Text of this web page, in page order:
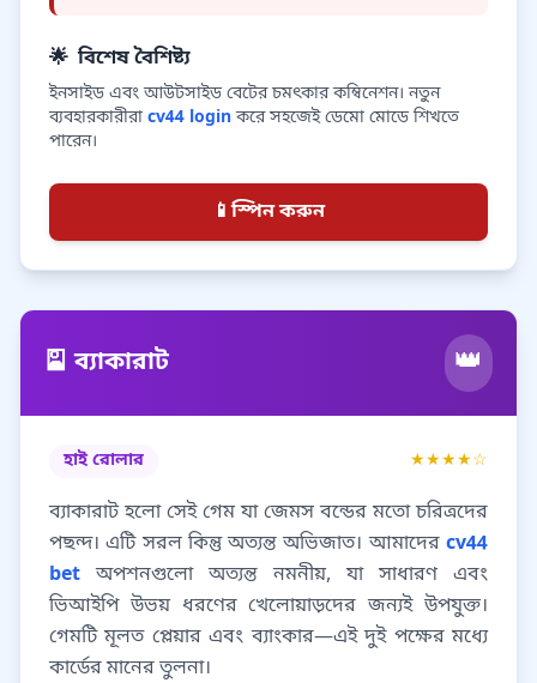
🌟 বিশেষ বৈশিষ্ট্য
ইনসাইড এবং আউটসাইড বেটের চমৎকার কম্বিনেশন। নতুন
ব্যবহারকারীরা cv44 loginকরে সহজেই ডেমো মোডে শিখতে
পারেন।
📱স্পিন করুন
🎴 ব্যাকারাট 👑
হাই রোলার ★★★★☆
ব্যাকারাট হলো সেই গেম যা জেমস বন্ডের মতো চরিত্রদের
পছন্দ। এটি সরল কিন্তু অত্যন্ত অভিজাত। আমাদের cv44
bet অপশনগুলো অত্যন্ত নমনীয়, যা সাধারণ এবং
ভিআইপি উভয় ধরণের খেলোয়াড়দের জন্যই উপযুক্ত।
গেমটি মূলত প্লেয়ার এবং ব্যাংকার—এই দুই পক্ষের মধ্যে
কার্ডের মানের তুলনা।